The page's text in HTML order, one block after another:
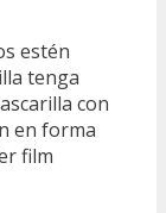
estén
tenga
con
en forma
film